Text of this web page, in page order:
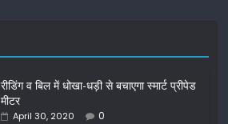
रीडिंग व बिल में धोखा-धड़ी से बचाएगा स्मार्ट प्रीपेड
मीटर
April 30, 2020 0